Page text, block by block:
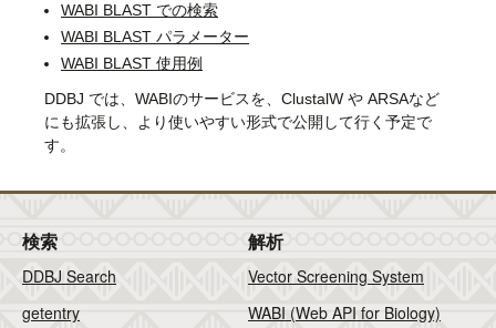
WABI BLAST での検索
WABI BLAST パラメーター
WABI BLAST 使用例
DDBJ では、WABIのサービスを、ClustalW や ARSAなど
にも拡張し、より使いやすい形式で公開して行く予定で
す。
検索
DDBJ Search
getentry
解析
Vector Screening System
WABI (Web API for Biology)